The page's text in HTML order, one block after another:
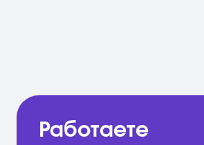
Работаете